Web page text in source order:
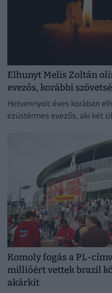
Elhunyt Melis Zoltán
evezős, korábbi
Hetvennyolc éves korában
ezüstérmes evezős, aki két
Komoly fogás a PL-
millióért vettek brazil
akárkit